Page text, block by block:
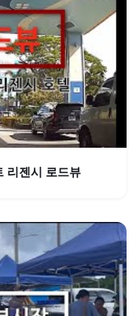
젠시 로드뷰